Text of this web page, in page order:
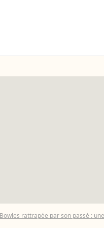
rattrapée par son passé :